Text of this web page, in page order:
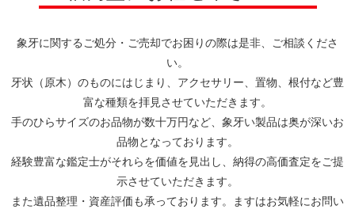
象牙に関するご処分・ご売却でお困りの際は是非、ご相談くださ
い。
牙状（原木）のものにはじまり、アクセサリー、置物、根付など豊
富な種類を拝見させていただきます。
手のひらサイズのお品物が数十万円など、象牙い製品は奥が深いお
品物となっております。
経験豊富な鑑定士がそれらを価値を見出し、納得の高価査定をご提
示させていただきます。
また遺品整理・資産評価も承っております。ますはお気軽にお問い